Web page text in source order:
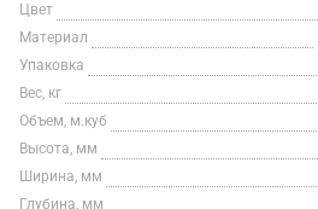
Цвет
Материал
Упаковка
Вес, кг
Объем, м.куб
Высота, мм
Ширина, мм
Глубина, мм